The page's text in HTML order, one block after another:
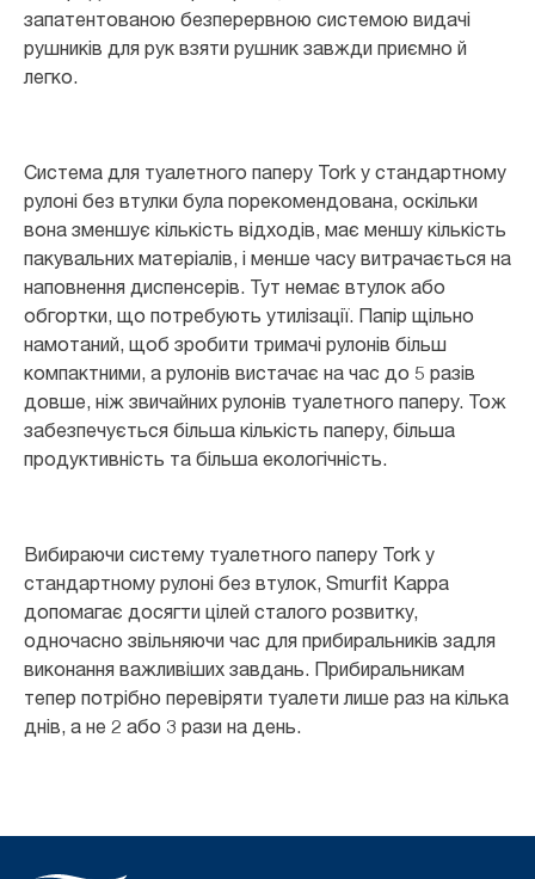
запатентованою безперервною системою видачі
рушників для рук взяти рушник завжди приємно й
легко.
Система для туалетного паперу Tork у стандартному
рулоні без втулки була порекомендована, оскільки
вона зменшує кількість відходів, має меншу кількість
пакувальних матеріалів, і менше часу витрачається на
наповнення диспенсерів. Тут немає втулок або
обгортки, що потребують утилізації. Папір щільно
намотаний, щоб зробити тримачі рулонів більш
компактними, а рулонів вистачає на час до 5 разів
довше, ніж звичайних рулонів туалетного паперу. Тож
забезпечується більша кількість паперу, більша
продуктивність та більша екологічність.
Вибираючи систему туалетного паперу Tork у
стандартному рулоні без втулок, Smurfit Kappa
допомагає досягти цілей сталого розвитку,
одночасно звільняючи час для прибиральників задля
виконання важливіших завдань. Прибиральникам
тепер потрібно перевіряти туалети лише раз на кілька
днів, а не 2 або 3 рази на день.